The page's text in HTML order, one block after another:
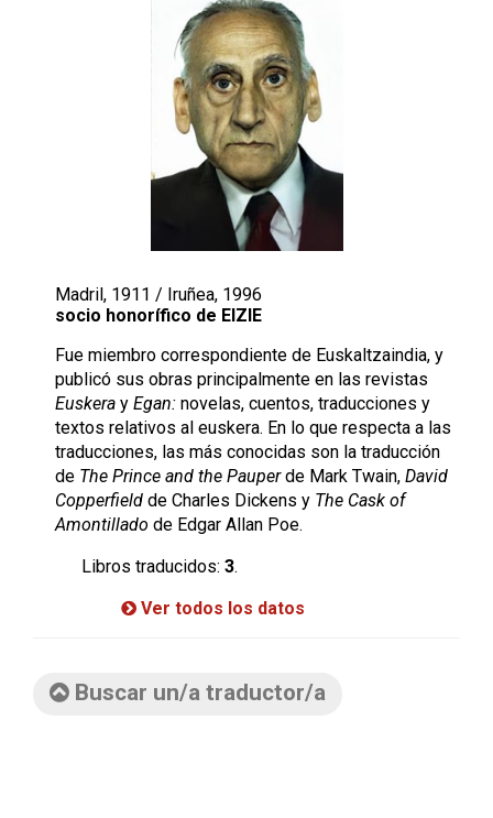
Madril, 1911 / Iruñea, 1996
socio honorífico de EIZIE
Fue miembro correspondiente de Euskaltzaindia, y
publicó sus obras principalmente en las revistas
Euskera y Egan: novelas, cuentos, traducciones y
textos relativos al euskera. En lo que respecta a las
traducciones, las más conocidas son la traducción
de The Prince and the Pauperde Mark Twain, David
Copperfield de Charles Dickens y The Cask of
Amontillado de Edgar Allan Poe.
Libros traducidos: 3.
Ver todos los datos
Buscar un/a traductor/a